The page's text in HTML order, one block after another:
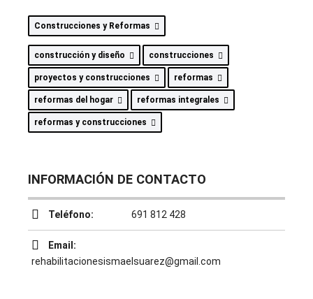
Construcciones y Reformas
construcción y diseño construcciones
proyectos y construcciones reformas
reformas del hogar reformas integrales
reformas y construcciones
INFORMACIÓN DE CONTACTO
Teléfono: 691 812 428
Email:
rehabilitacionesismaelsuarez@gmail.com